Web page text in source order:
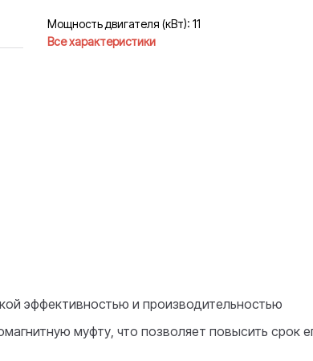
Мощность двигателя (кВт): 11
Все характеристики
эффективностью и производительностью
муфту, что позволяет повысить срок